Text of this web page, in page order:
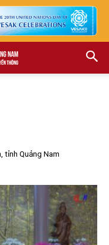
tỉnh Quảng Nam